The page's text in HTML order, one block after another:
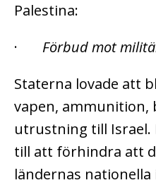
Palestina:
·
Förbud mot
Staterna lovade att
vapen, ammunition,
utrustning till Israel.
till att förhindra att
ländernas